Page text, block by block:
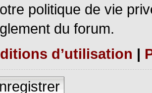
politique de vie
du forum.
d’utilisation |